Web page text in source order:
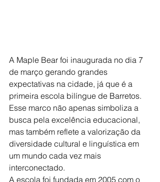
A Maple Bear foi inaugurada no dia 7
de março gerando grandes
expectativas na cidade, já que é a
primeira escola bilíngue de Barretos.
Esse marco não apenas simboliza a
busca pela excelência educacional,
mas também reflete a valorização da
diversidade cultural e linguística em
um mundo cada vez mais
interconectado.
A escola foi fundada em 2005 com o